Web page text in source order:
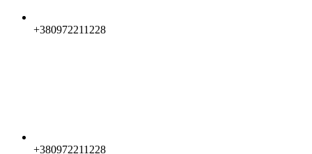
+380972211228
+380972211228